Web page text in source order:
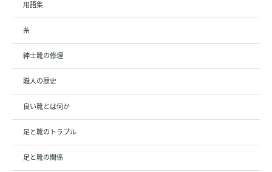
用語集
糸
紳士靴の修理
職人の歴史
良い靴とは何か
足と靴のトラブル
足と靴の関係